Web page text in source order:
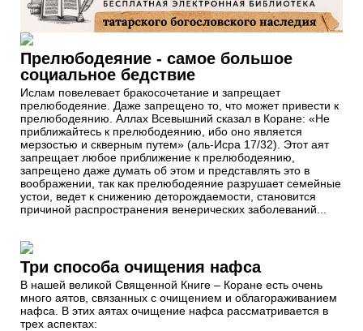
Прелюбодеяние - самое большое
социальное бедствие
Ислам повелевает бракосочетание и запрещает
прелюбодеяние. Даже запрещено то, что может привести к
прелюбодеянию. Аллах Всевышний сказал в Коране: «Не
приближайтесь к прелюбодеянию, ибо оно является
мерзостью и скверным путем» (аль-Исра 17/32). Этот аят
запрещает любое приближение к прелюбодеянию,
запрещено даже думать об этом и представлять это в
воображении, так как прелюбодеяние разрушает семейные
устои, ведет к снижению деторождаемости, становится
причиной распространения венерических заболеваний...
Три способа очищения нафса
В нашей великой Священной Книге – Коране есть очень
много аятов, связанных с очищением и облагораживанием
нафса. В этих аятах очищение нафса рассматривается в
трех аспектах: